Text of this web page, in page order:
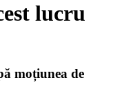
lucru
moțiunea de